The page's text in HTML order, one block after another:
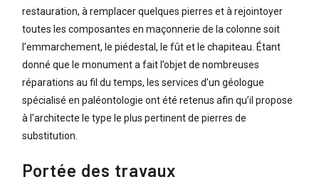
restauration, à remplacer quelques pierres et à rejointoyer
toutes les composantes en maçonnerie de la colonne soit
l’emmarchement, le piédestal, le fût et le chapiteau. Étant
donné que le monument a fait l’objet de nombreuses
réparations au fil du temps, les services d’un géologue
spécialisé en paléontologie ont été retenus afin qu’il propose
à l’architecte le type le plus pertinent de pierres de
substitution.
Portée des travaux